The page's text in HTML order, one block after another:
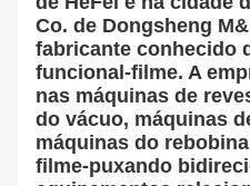
Co. de Dongsheng
fabricante conhecido
funcional-filme. A
nas máquinas de
do vácuo, máquinas
máquinas do
filme-puxando